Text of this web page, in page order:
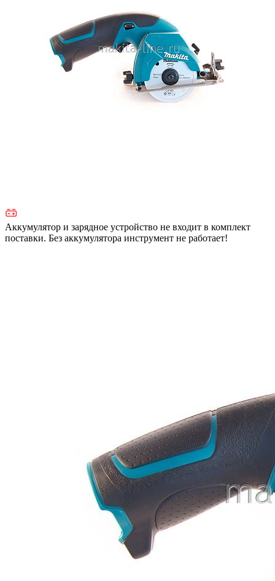
Аккумулятор и зарядное устройство не входит в комплект
поставки. Без аккумулятора инструмент не работает!